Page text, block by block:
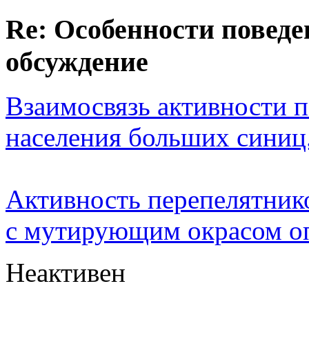
Re: Особенности
обсуждение
Взаимосвязь активности
населения больших
Активность
с мутирующим окрасом
Неактивен